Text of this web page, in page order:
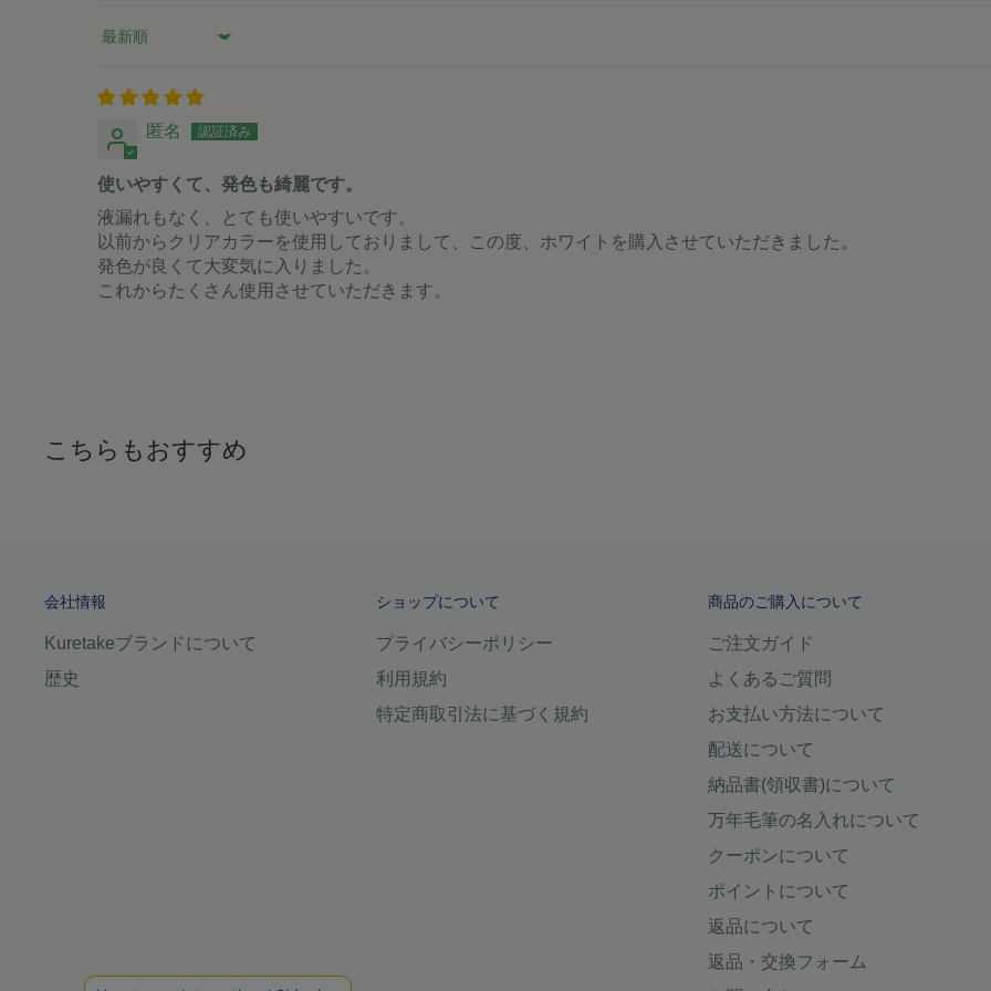
Sort by
匿名
使いやすくて、発色も綺麗です。
液漏れもなく、とても使いやすいです。
以前からクリアカラーを使用しておりまして、この度、ホワイトを購入させていただきました。
発色が良くて大変気に入りました。
これからたくさん使用させていただきます。
こちらもおすすめ
会社情報
Kuretakeブランドについて
歴史
ショップについて
プライバシーポリシー
利用規約
特定商取引法に基づく規約
商品のご購入について
ご注文ガイド
よくあるご質問
お支払い方法について
配送について
納品書(領収書)について
万年毛筆の名入れについて
クーポンについて
ポイントについて
返品について
返品・交換フォーム